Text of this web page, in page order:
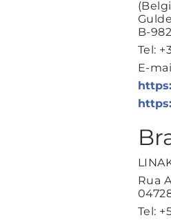
B-
Tel:
E-
Rua
Tel: